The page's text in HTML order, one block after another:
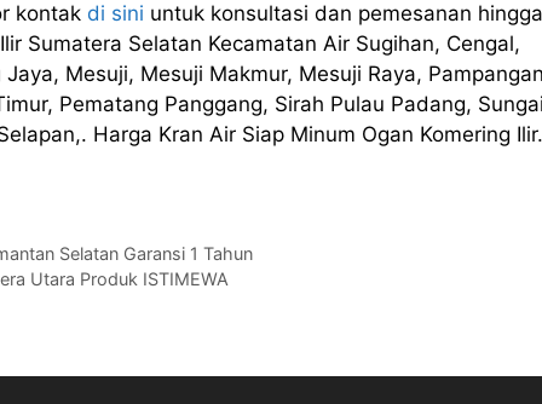
kontak di sini untuk konsultasi dan pemesanan hingga
Sumatera Selatan Kecamatan Air Sugihan, Cengal,
Mesuji, Mesuji Makmur, Mesuji Raya,
Pematang Panggang, Sirah Pulau Padang,
Harga Kran Air Siap Minum Ogan Komering Ilir.
Selatan Garansi 1 Tahun
Utara Produk ISTIMEWA